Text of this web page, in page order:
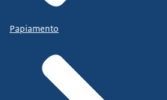
Papiamento